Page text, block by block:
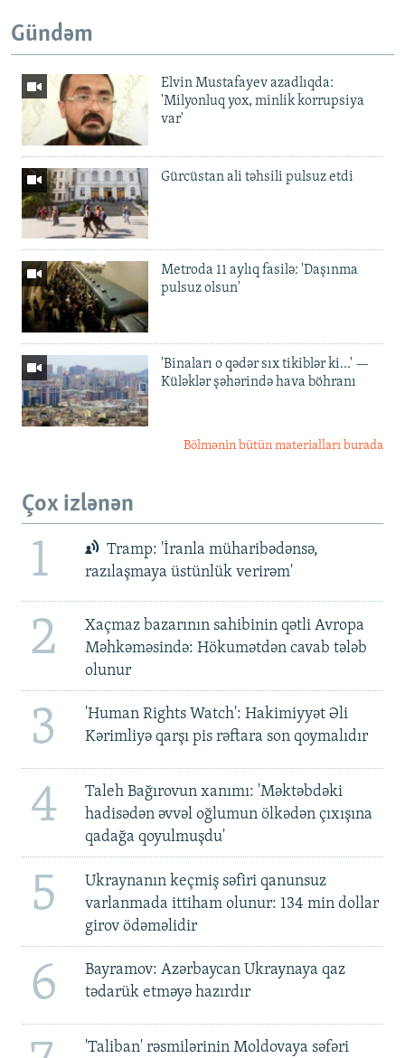
Gündəm
Elvin Mustafayev azadlıqda:
'Milyonluq yox, minlik korrupsiya
var'
Gürcüstan ali təhsili pulsuz etdi
Metroda 11 aylıq fasilə: 'Daşınma
pulsuz olsun'
'Binaları o qədər sıx tikiblər ki...' —
Küləklər şəhərində hava böhranı
Bölmənin bütün materialları burada
Çox izlənən
1
Tramp: 'İranla müharibədənsə,
razılaşmaya üstünlük verirəm'
2
Xaçmaz bazarının sahibinin qətli Avropa
Məhkəməsində: Hökumətdən cavab tələb
olunur
3
'Human Rights Watch': Hakimiyyət Əli
Kərimliyə qarşı pis rəftara son qoymalıdır
4
Taleh Bağırovun xanımı: 'Məktəbdəki
hadisədən əvvəl oğlumun ölkədən çıxışına
qadağa qoyulmuşdu'
5
Ukraynanın keçmiş səfiri qanunsuz
varlanmada ittiham olunur: 134 min dollar
girov ödəməlidir
6
Bayramov: Azərbaycan Ukraynaya qaz
tədarük etməyə hazırdır
'Taliban' rəsmilərinin Moldovaya səfəri